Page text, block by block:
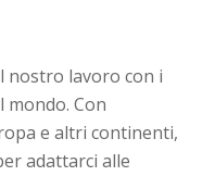
nostro lavoro con i
Con
e altri continenti,
adattarci alle